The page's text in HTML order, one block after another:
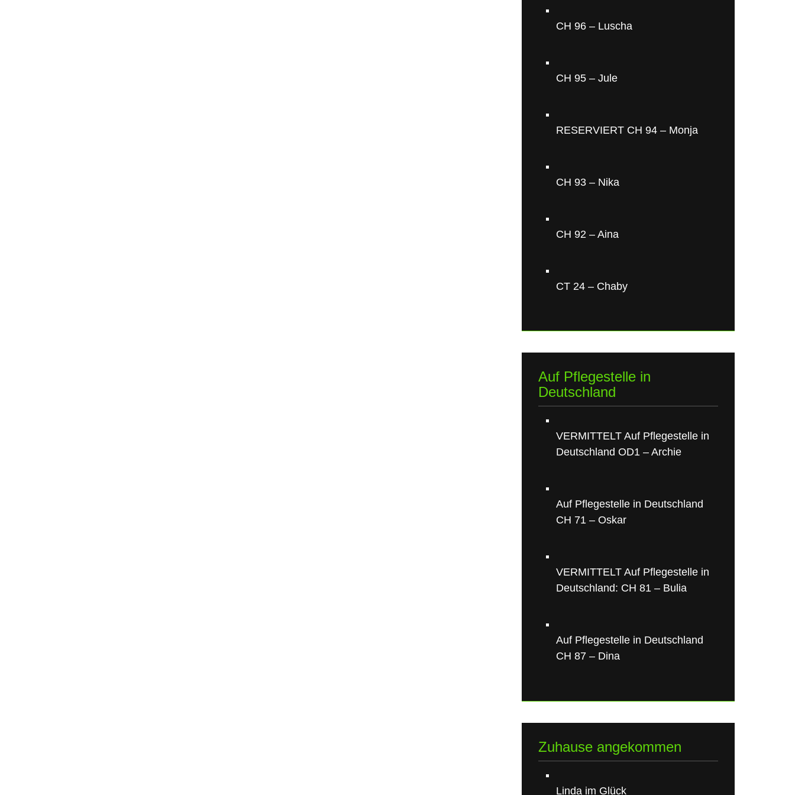
CH 96 – Luscha
CH 95 – Jule
RESERVIERT CH 94 – Monja
CH 93 – Nika
CH 92 – Aina
CT 24 – Chaby
Auf Pflegestelle in
Deutschland
VERMITTELT Auf Pflegestelle in
Deutschland OD1 – Archie
Auf Pflegestelle in Deutschland
CH 71 – Oskar
VERMITTELT Auf Pflegestelle in
Deutschland: CH 81 – Bulia
Auf Pflegestelle in Deutschland
CH 87 – Dina
Zuhause angekommen
Linda im Glück